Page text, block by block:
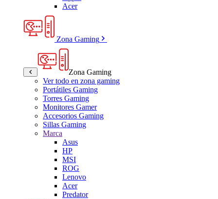
Acer
Zona Gaming
Zona Gaming
Ver todo en zona gaming
Portátiles Gaming
Torres Gaming
Monitores Gamer
Accesorios Gaming
Sillas Gaming
Marca
Asus
HP
MSI
ROG
Lenovo
Acer
Predator